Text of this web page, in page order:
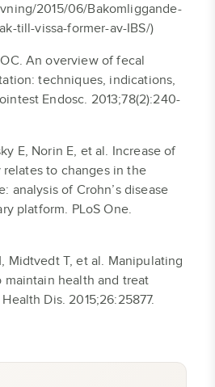
2015/06/Bakomliggande-
till-vissa-former-av-IBS/)
An overview of fecal
techniques, indications,
Endosc. 2013;78(2):240-
E, Norin E, et al. Increase of
to changes in the
analysis of Crohn’s disease
platform. PLoS One.
Midtvedt T, et al. Manipulating
health and treat
Dis. 2015;26:25877.